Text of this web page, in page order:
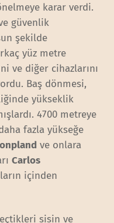
karar verdi.
güvenlik
şekilde
yüz metre
ve diğer cihazlarını
Baş dönmesi,
yükseklik
4700 metreye
fazla yükseğe
ve onlara
Carlos
içinden
sisin ve